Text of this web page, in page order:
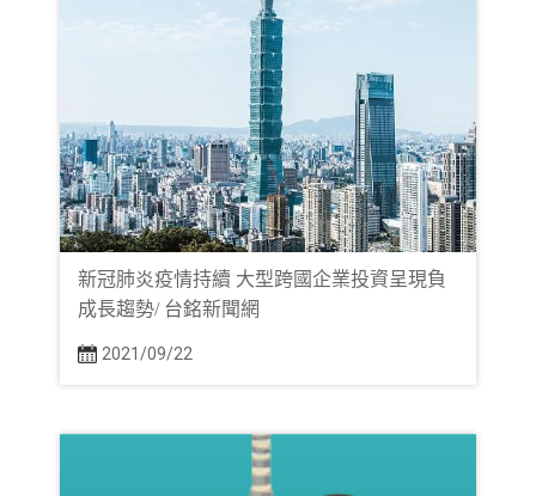
新冠肺炎疫情持續 大型跨國企業投資呈現負
成長趨勢/ 台銘新聞網
2021/09/22